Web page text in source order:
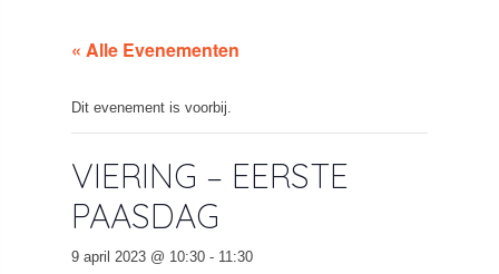
« Alle Evenementen
Dit evenement is voorbij.
VIERING – EERSTE
PAASDAG
9 april 2023 @ 10:30 - 11:30